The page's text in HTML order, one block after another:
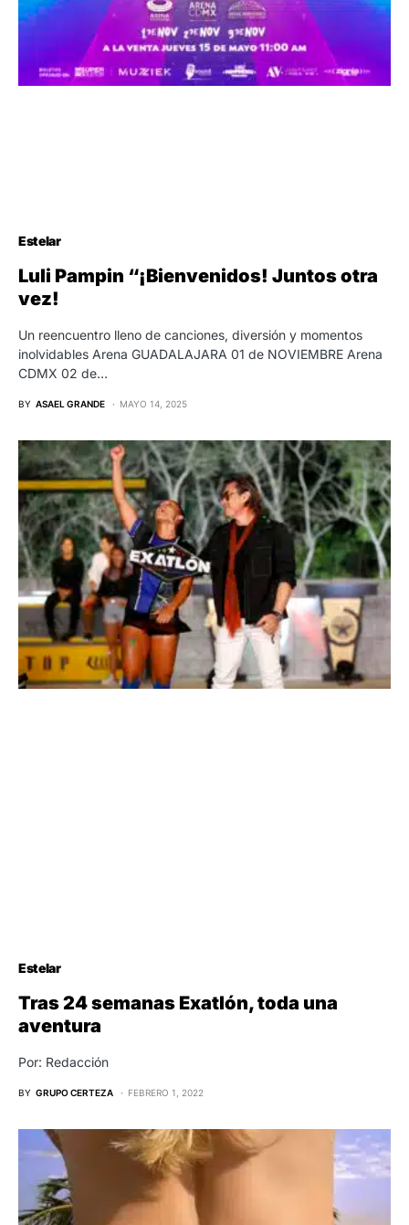
Estelar
Luli Pampin “¡Bienvenidos! Juntos otra
vez!
Un reencuentro lleno de canciones, diversión y momentos
inolvidables Arena GUADALAJARA 01 de NOVIEMBRE Arena
CDMX 02 de…
BY ASAEL GRANDE MAYO 14, 2025
Estelar
Tras 24 semanas Exatlón, toda una
aventura
Por: Redacción
BY GRUPO CERTEZA FEBRERO 1, 2022